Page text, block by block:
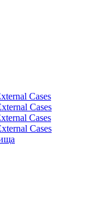
Cases
Cases
Cases
Cases